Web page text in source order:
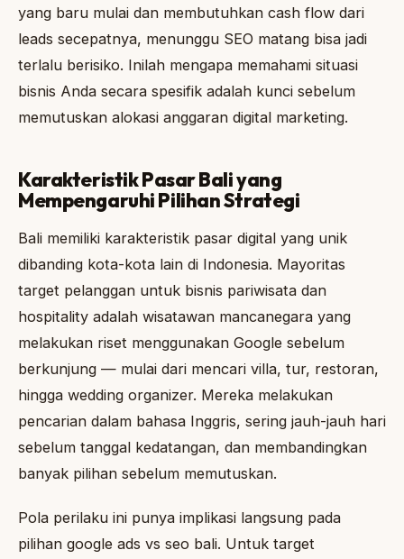
yang baru mulai dan membutuhkan cash flow dari
leads secepatnya, menunggu SEO matang bisa jadi
terlalu berisiko. Inilah mengapa memahami situasi
bisnis Anda secara spesifik adalah kunci sebelum
memutuskan alokasi anggaran digital marketing.
Karakteristik Pasar Bali yang
Mempengaruhi Pilihan Strategi
Bali memiliki karakteristik pasar digital yang unik
dibanding kota-kota lain di Indonesia. Mayoritas
target pelanggan untuk bisnis pariwisata dan
hospitality adalah wisatawan mancanegara yang
melakukan riset menggunakan Google sebelum
berkunjung — mulai dari mencari villa, tur, restoran,
hingga wedding organizer. Mereka melakukan
pencarian dalam bahasa Inggris, sering jauh-jauh hari
sebelum tanggal kedatangan, dan membandingkan
banyak pilihan sebelum memutuskan.
Pola perilaku ini punya implikasi langsung pada
pilihan google ads vs seo bali. Untuk target